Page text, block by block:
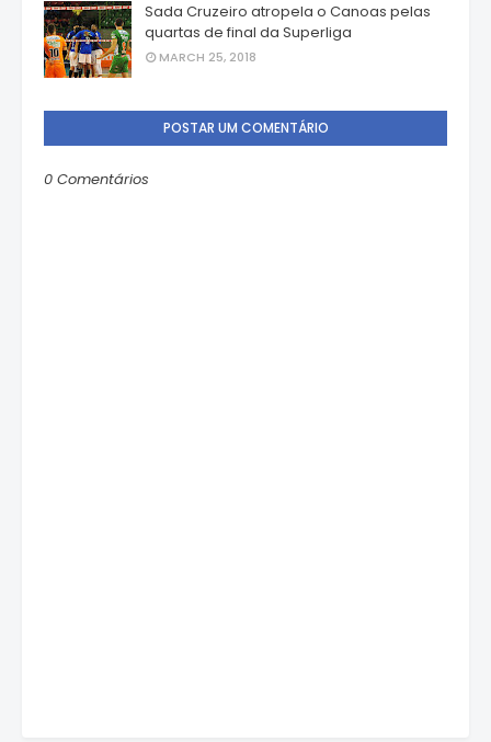
Sada Cruzeiro atropela o Canoas pelas
quartas de final da Superliga
MARCH 25, 2018
POSTAR UM COMENTÁRIO
0 Comentários